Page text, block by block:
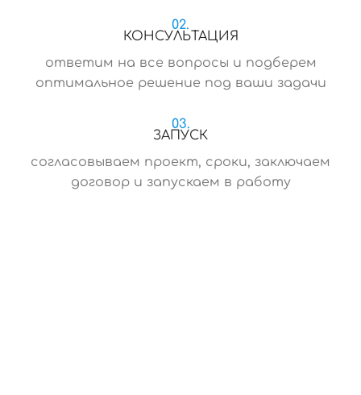
02.
КОНСУЛЬТАЦИЯ
ответим на все вопросы и подберем
оптимальное решение под ваши задачи
03.
ЗАПУСК
согласовываем проект, сроки, заключаем
договор и запускаем в работу